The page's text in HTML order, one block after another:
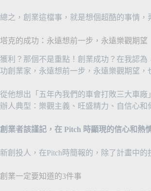
總之，創業這檔事，就是想個超酷的事情
塔克的成功：永遠想前一步，永遠樂觀期望
獲利？那個不是重點！創業成功？在我認
功創業家，永遠想前一步，永遠樂觀期望
從他想出「五年內我們的車會打敗三大車廠
辦人典型：樂觀主義、旺盛精力、自信心和
創業者該謹記，在 Pitch 時顯現的信心和熱
新創投人，在Pitch時簡報的，除了計畫中
創業一定要知道的3件事